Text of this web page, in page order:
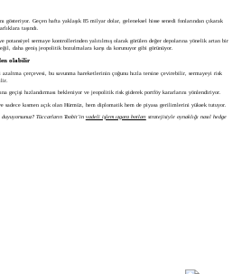
gösteriyor. Geçen hafta yaklaşık 85 milyar dolar, geleneksel hisse senedi fonlarından çıkarak
taşındı.
potansiyel sermaye kontrollerinden yalıtılmış olarak görülen değer depolarına yönelik artan bir
daha geniş jeopolitik bozulmalara karşı da korunuyor gibi görünüyor.
olabilir
çerçevesi, bu savunma hareketlerinin çoğunu hızla tersine çevirebilir, sermayeyi risk
geçişi hızlandırması bekleniyor ve jeopolitik risk giderek portföy kararlarını yönlendiriyor.
sadece kısmen açık olan Hürmüz, hem diplomatik hem de piyasa gerilimlerini yüksek tutuyor.
Tüccarların Toobit’in vadeli işlem ızgara botlarıstratejisiyle oynaklığı nasıl hedge